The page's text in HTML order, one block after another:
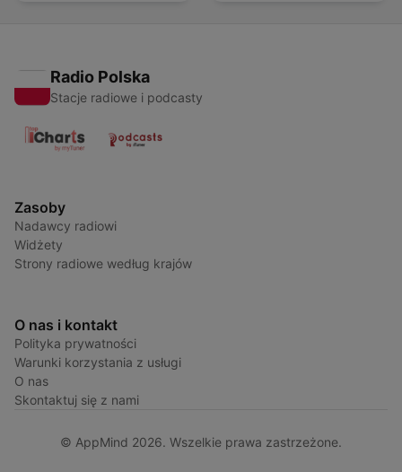
Radio Polska
Stacje radiowe i podcasty
Zasoby
Nadawcy radiowi
Widżety
Strony radiowe według krajów
O nas i kontakt
Polityka prywatności
Warunki korzystania z usługi
O nas
Skontaktuj się z nami
© AppMind 2026. Wszelkie prawa zastrzeżone.